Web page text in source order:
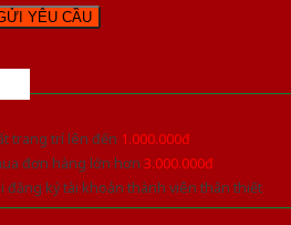
trang trí lên đến 1.000.000đ
đơn hàng lớn hơn 3.000.000đ
đăng ký tài khoản thành viên thân thiết